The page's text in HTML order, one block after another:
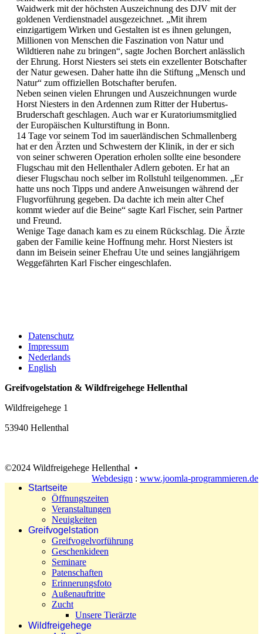
Waidwerk mit der höchsten Auszeichnung des DJV mit der
goldenen Verdienstnadel ausgezeichnet. „Mit ihrem
einzigartigem Wirken und Gestalten ist es ihnen gelungen,
Millionen von Menschen die Faszination von Natur und
Wildtieren nahe zu bringen“, sagte Jochen Borchert anlässlich
der Ehrung. Horst Niesters sei stets ein exzellenter Botschafter
der Natur gewesen. Daher hatte ihn die Stiftung „Mensch und
Natur“ zum offiziellen Botschafter berufen.
Neben seinen vielen Ehrungen und Auszeichnungen wurde
Horst Niesters in den Ardennen zum Ritter der Hubertus-
Bruderschaft geschlagen. Auch war er Kuratoriumsmitglied
der Europäischen Kulturstiftung in Bonn.
14 Tage vor seinem Tod im sauerländischen Schmallenberg
hat er den Ärzten und Schwestern der Klinik, in der er sich
von seiner schweren Operation erholen sollte eine besondere
Flugschau mit den Hellenthaler Adlern geboten. Er hat an
dieser Flugschau noch selber im Rollstuhl teilgenommen. „Er
hatte uns noch Tipps und andere Anweisungen während der
Flugvorführung gegeben. Da dachte ich mein alter Chef
kommt wieder auf die Beine“ sagte Karl Fischer, sein Partner
und Freund.
Wenige Tage danach kam es zu einem Rückschlag. Die Ärzte
gaben der Familie keine Hoffnung mehr. Horst Niesters ist
dann im Beisein seiner Ehefrau Ute und seines langjährigem
Weggefährten Karl Fischer eingeschlafen.
Datenschutz
Impressum
Nederlands
English
Greifvogelstation & Wildfreigehege Hellenthal
Wildfreigehege 1
53940 Hellenthal
©2024 Wildfreigehege Hellenthal •
Webdesign : www.joomla-programmieren.de
Startseite
Öffnungszeiten
Veranstaltungen
Neuigkeiten
Greifvogelstation
Greifvogelvorführung
Geschenkideen
Seminare
Patenschaften
Erinnerungsfoto
Außenauftritte
Zucht
Unsere Tierärzte
Wildfreigehege